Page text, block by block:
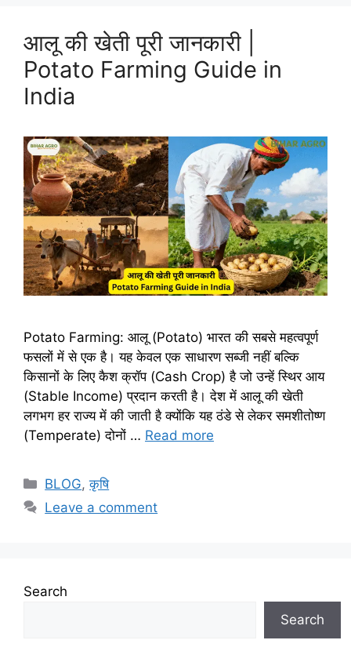
आलू की खेती पूरी जानकारी |
Potato Farming Guide in
India
Potato Farming: आलू (Potato) भारत की सबसे महत्वपूर्ण
फसलों में से एक है। यह केवल एक साधारण सब्जी नहीं बल्कि
किसानों के लिए कैश क्रॉप (Cash Crop) है जो उन्हें स्थिर आय
(Stable Income) प्रदान करती है। देश में आलू की खेती
लगभग हर राज्य में की जाती है क्योंकि यह ठंडे से लेकर समशीतोष्ण
(Temperate) दोनों … Read more
BLOG,कृषि
Leave a comment
Search
Search